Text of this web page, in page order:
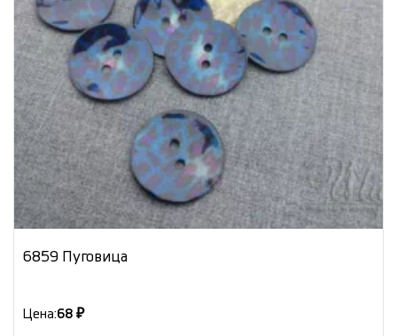
6859 Пуговица
Цена:68 ₽